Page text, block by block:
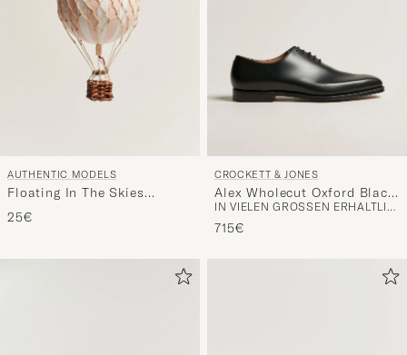
AUTHENTIC MODELS
Floating In The Skies
Balloon Light Pink
25€
CROCKETT & JONES
Alex Wholecut Oxford Black
Calf
IN VIELEN GRÖSSEN ERHÄLTLICH
715€